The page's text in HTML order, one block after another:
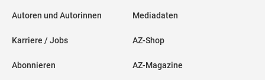
Autoren und Autorinnen
Karriere / Jobs
Abonnieren
Mediadaten
AZ-Shop
AZ-Magazine